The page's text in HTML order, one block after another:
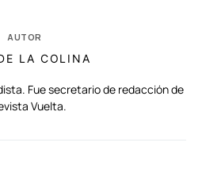
AUTOR
LA COLINA
Fue secretario de redacción de
Vuelta.